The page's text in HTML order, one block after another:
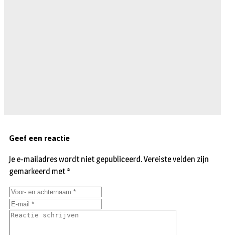
Geef een reactie
Je e-mailadres wordt niet gepubliceerd.Vereiste velden zijn
gemarkeerd met *